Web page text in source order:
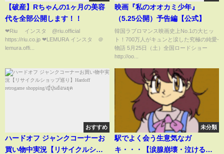
【破産】Rちゃんの1ヶ月の美容
代を全部公開します！！
❤︎Riu インスタ @riu.official
https://riu.co.jp ❤︎LEMURA インスタ ＠
lemura.offi...
映画『私のオオカミ少年』
（5.25公開）予告編【公式】
韓国ラブロマンス映画史上No.1の大ヒッ
ト！700万人がキュンと涙した究極の純愛­
物語 5月25日（土）全国ロードショー
http://oo...
おすすめ
ハードオフ ジャンクコーナーお
買い物中実況【リサイクルショ
未分類
駅でよく会う生意気なガ
キ・・・【涙腺崩壊・泣ける